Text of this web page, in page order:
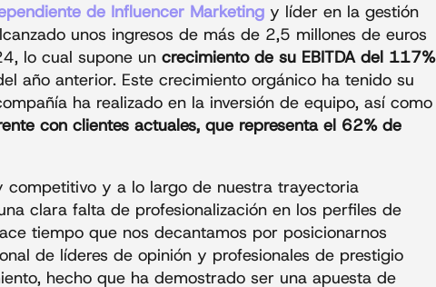
de Influencer Marketing y líder en la gestión
unos ingresos de más de 2,5 millones de euros
lo cual supone un crecimiento de su EBITDA del 117%
año anterior. Este crecimiento orgánico ha tenido su
ha realizado en la inversión de equipo, así como
con clientes actuales, que representa el 62% de
competitivo y a lo largo de nuestra trayectoria
clara falta de profesionalización en los perfiles de
tiempo que nos decantamos por posicionarnos
de líderes de opinión y profesionales de prestigio
hecho que ha demostrado ser una apuesta de